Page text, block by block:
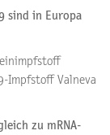
sind in Europa
Impfstoff Valneva
zu mRNA-